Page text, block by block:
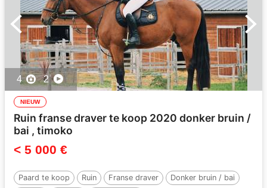
4 2
NIEUW
Ruin franse draver te koop 2020 donker bruin /
bai , timoko
< 5 000 €
Paard te koop Ruin Franse draver
Donker bruin / bai